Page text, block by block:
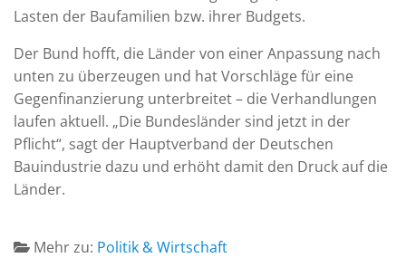
Lasten der Baufamilien bzw. ihrer Budgets.
Der Bund hofft, die Länder von einer Anpassung nach
unten zu überzeugen und hat Vorschläge für eine
Gegenfinanzierung unterbreitet – die Verhandlungen
laufen aktuell. „Die Bundesländer sind jetzt in der
Pflicht“, sagt der Hauptverband der Deutschen
Bauindustrie dazu und erhöht damit den Druck auf die
Länder.
Mehr zu: Politik & Wirtschaft